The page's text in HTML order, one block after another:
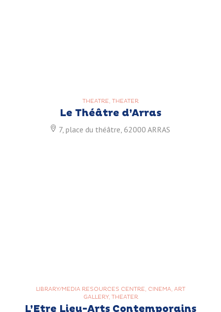
THEATRE, THEATER
Le Théâtre d’Arras
7, place du théâtre, 62000 ARRAS
LIBRARY/MEDIA RESOURCES CENTRE, CINEMA, ART
GALLERY, THEATER
L’Etre Lieu-Arts Contemporains